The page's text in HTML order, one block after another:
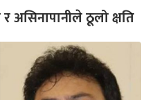
असिनापानीले ठूलो क्षति